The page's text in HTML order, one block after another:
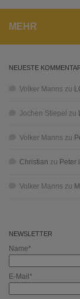
MEHR
NEUESTE
Volker Manns zu
Jochen Stiepel zu
Volker Manns zu
Christian zu Peter
Volker Manns zu
NEWSLETTER
Name*
E-Mail*